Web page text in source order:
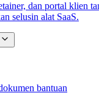
dan portal klien
selusin alat SaaS.
bantuan